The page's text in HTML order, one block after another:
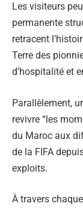
Les visiteurs
permanente
retracent
Terre des
d’hospitalité et
Parallèlement,
revivre “les
du Maroc aux
de la FIFA
exploits.
À travers